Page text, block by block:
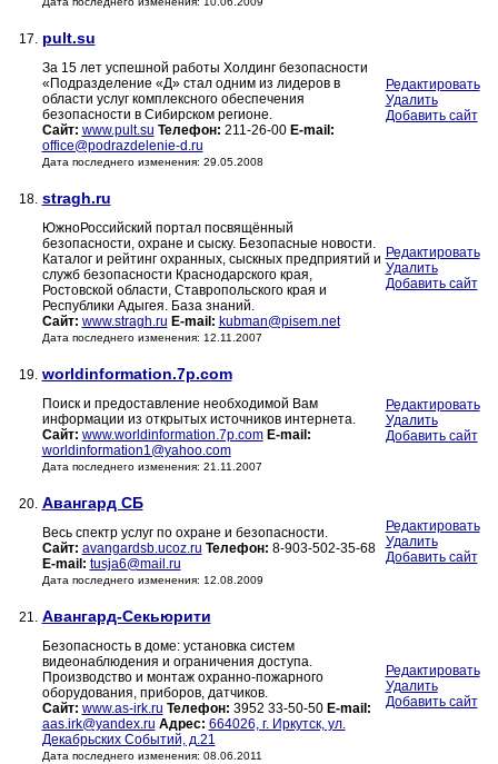
17. pult.su
За 15 лет успешной работы Холдинг безопасности
«Подразделение «Д» стал одним из лидеров в
области услуг комплексного обеспечения
безопасности в Сибирском регионе.
Сайт: www.pult.su Телефон: 211-26-00 E-mail:
office@podrazdelenie-d.ru
Дата последнего изменения: 29.05.2008
Редактировать
Удалить
Добавить сайт
18. stragh.ru
ЮжноРоссийский портал посвящённый
безопасности, охране и сыску. Безопасные новости.
Каталог и рейтинг охранных, сыскных предприятий и
служб безопасности Краснодарского края,
Ростовской области, Ставропольского края и
Республики Адыгея. База знаний.
Сайт: www.stragh.ru E-mail: kubman@pisem.net
Дата последнего изменения: 12.11.2007
Редактировать
Удалить
Добавить сайт
19. worldinformation.7p.com
Поиск и предоставление необходимой Вам
информации из открытых источников интернета.
Сайт: www.worldinformation.7p.com E-mail:
worldinformation1@yahoo.com
Дата последнего изменения: 21.11.2007
Редактировать
Удалить
Добавить сайт
20. Авангард СБ
Весь спектр услуг по охране и безопасности.
Сайт: avangardsb.ucoz.ru Телефон: 8-903-502-35-68
E-mail: tusja6@mail.ru
Дата последнего изменения: 12.08.2009
Редактировать
Удалить
Добавить сайт
21. Авангард-Секьюрити
Безопасность в доме: установка систем
видеонаблюдения и ограничения доступа.
Производство и монтаж охранно-пожарного
оборудования, приборов, датчиков.
Сайт: www.as-irk.ru Телефон: 3952 33-50-50 E-mail:
aas.irk@yandex.ru Адрес: 664026, г. Иркутск, ул.
Декабрьских Событий, д.21
Дата последнего изменения: 08.06.2011
Редактировать
Удалить
Добавить сайт